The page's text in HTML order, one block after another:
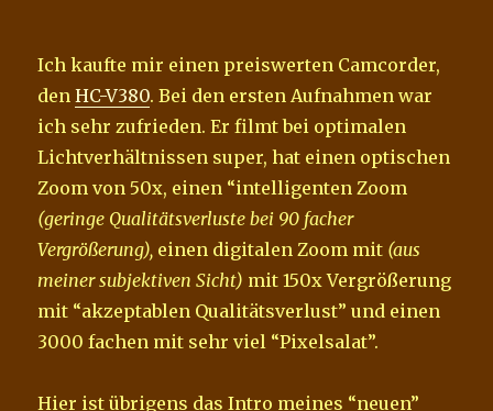
Ich kaufte mir einen preiswerten Camcorder,
denHC-V380. Bei den ersten Aufnahmen war
ich sehr zufrieden. Er filmt bei optimalen
Lichtverhältnissen super, hat einen optischen
Zoom von 50x, einen “intelligenten Zoom
(geringe Qualitätsverluste bei 90 facher
Vergrößerung), einen digitalen Zoom mit (aus
meiner subjektiven Sicht) mit 150x Vergrößerung
mit “akzeptablen Qualitätsverlust” und einen
3000 fachen mit sehr viel “Pixelsalat”.
Hier ist übrigens das Intro meines “neuen”